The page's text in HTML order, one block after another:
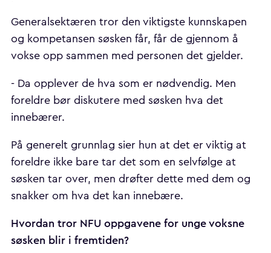
Generalsektæren tror den viktigste kunnskapen
og kompetansen søsken får, får de gjennom å
vokse opp sammen med personen det gjelder.
- Da opplever de hva som er nødvendig. Men
foreldre bør diskutere med søsken hva det
innebærer.
På generelt grunnlag sier hun at det er viktig at
foreldre ikke bare tar det som en selvfølge at
søsken tar over, men drøfter dette med dem og
snakker om hva det kan innebære.
Hvordan tror NFU oppgavene for unge voksne
søsken blir i fremtiden?